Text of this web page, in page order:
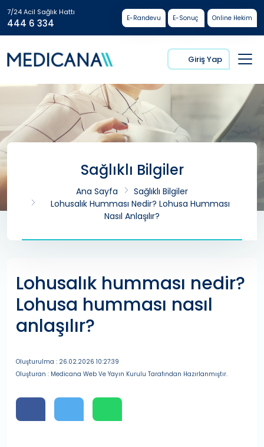
7/24 Acil Sağlık Hattı
444 6 334 E-Randevu E-Sonuç Online Hekim
Giriş Yap
Sağlıklı Bilgiler
Ana Sayfa
Sağlıklı Bilgiler
Lohusalık Humması Nedir? Lohusa Humması
Nasıl Anlaşılır?
Lohusalık humması nedir?
Lohusa humması nasıl
anlaşılır?
Oluşturulma : 26.02.2026 10:27:39
Oluşturan : Medicana Web Ve Yayın Kurulu Tarafından Hazırlanmıştır.